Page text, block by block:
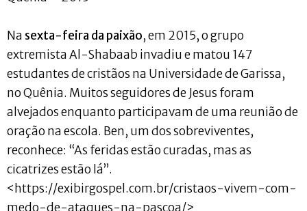
Na sexta-feira da paixão, em 2015, o grupo
extremista Al-Shabaab invadiu e matou 147
estudantes de cristãos na Universidade de Garissa,
no Quênia. Muitos seguidores de Jesus foram
alvejados enquanto participavam de uma reunião de
oração na escola. Ben, um dos sobreviventes,
reconhece: “As feridas estão curadas, mas as
cicatrizes estão lá”.
<https://exibirgospel.com.br/cristaos-vivem-com-
medo-de-ataques-na-pascoa/>